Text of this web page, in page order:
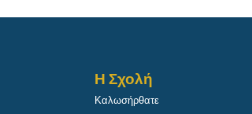
Η Σχολή
Καλωσήρθατε